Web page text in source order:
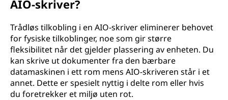
AIO-skriver?
Trådløs tilkobling i en AIO-skriver eliminerer behovet
for fysiske tilkoblinger, noe som gir større
fleksibilitet når det gjelder plassering av enheten. Du
kan skrive ut dokumenter fra den bærbare
datamaskinen i ett rom mens AIO-skriveren står i et
annet. Dette er spesielt nyttig i delte rom eller hvis
du foretrekker et miljø uten rot.